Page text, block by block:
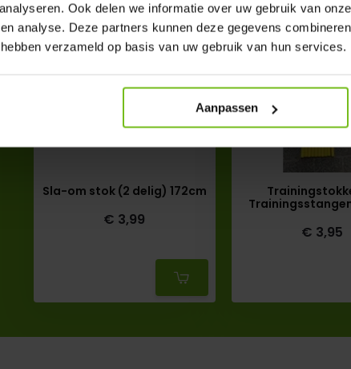
Ook delen we informatie over uw gebruik van
analyse. Deze partners kunnen deze gegevens
verzameld op basis van uw gebruik van hun services.
Aanpassen
Sla-om stok (2 delig) 172cm
€ 3,99
€ 3,95